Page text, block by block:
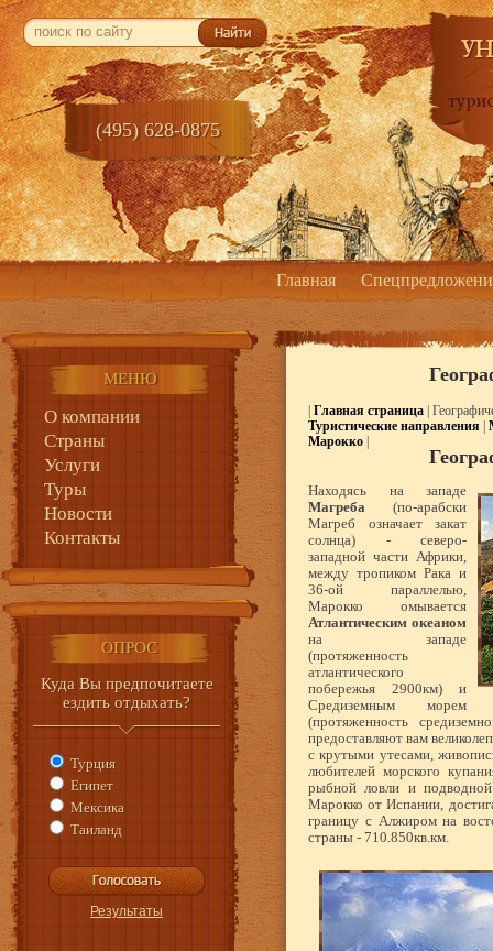
(495) 628-0875
Главная
МЕНЮ
О компании
Страны
Услуги
Туры
Новости
Контакты
ОПРОС
Куда Вы предпочитаете
ездить отдыхать?
Турция
Египет
Мексика
Таиланд
Главная страница |
Туристические направления
Марокко
Находясь на западе
Магреба (по-арабски
Магреб означает закат
солнца) - северо-
западной части Африки,
между тропиком Рака и
36-ой параллелью,
Марокко омывается
Атлантическим океаном
на западе
(протяженность
атлантического
побережья 2900км) и
Средиземным морем
(протяженность
предоставляют вам
с крутыми утесами,
любителей морского
рыбной ловли и
Марокко от Испании,
границу с Алжиром на
страны - 710.850кв.км.